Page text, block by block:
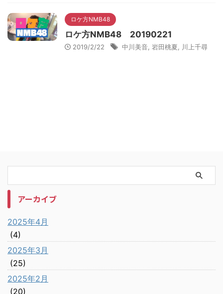
ロケ方NMB48
ロケ方NMB48 20190221
2019/2/22 中川美音 岩田桃夏 川上千尋
アーカイブ
2025年4月
(4)
2025年3月
(25)
2025年2月
(20)